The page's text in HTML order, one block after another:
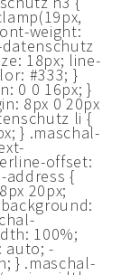
weight:
18px; line-
#333; }
0 0 16px; }
8px 0 20px
li {
} .maschal-
offset:
address {
20px;
100%;
auto; -
} .maschal-